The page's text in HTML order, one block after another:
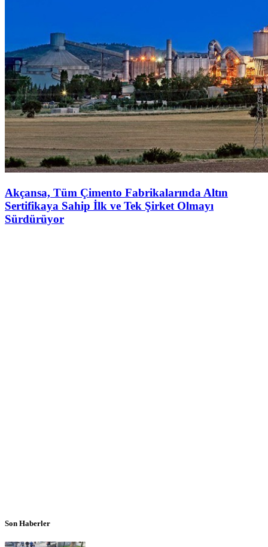
Akçansa, Tüm Çimento Fabrikalarında Altın
Sertifikaya Sahip İlk ve Tek Şirket Olmayı
Sürdürüyor
Son Haberler